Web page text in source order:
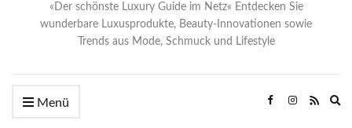
«Der schönste Luxury Guide im Netz« Entdecken Sie
wunderbare Luxusprodukte, Beauty-Innovationen sowie
Trends aus Mode, Schmuck und Lifestyle
Menü